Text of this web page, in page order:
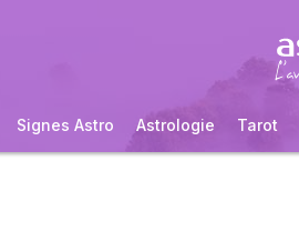
Signes Astro Astrologie Tarot